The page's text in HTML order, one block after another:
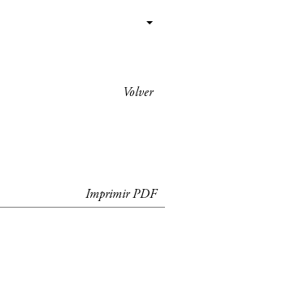
Volver
Imprimir PDF